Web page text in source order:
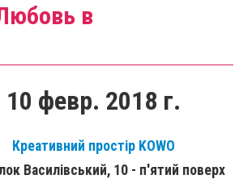
в
10 февр. 2018 г.
Креативний простір KOWO
Василівський, 10 - п'ятий поверх